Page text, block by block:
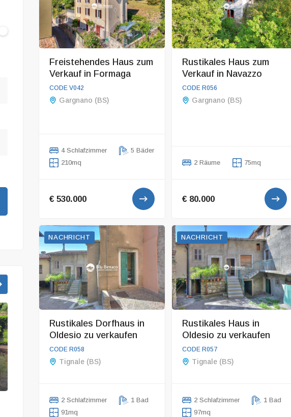
Unübersehbare Immobilie zum
Verkauf in Toscolano
Villa mit herrlichem Seeblick in
Liano
Freistehendes Haus zum
Verkauf in Formaga
CODE V042
Gargnano (BS)
4 Schlafzimmer
5 Bäder
210mq
€ 530.000
Rustikales Haus zum
Verkauf in Navazzo
CODE R056
Gargnano (BS)
2 Räume 75mq
€ 80.000
NACHRICHT
Rustikales Dorfhaus in
Oldesio zu verkaufen
CODE R058
Tignale (BS)
2 Schlafzimmer
1 Bad
91mq
NACHRICHT
Rustikales Haus in
Oldesio zu verkaufen
CODE R057
Tignale (BS)
2 Schlafzimmer
1 Bad
97mq